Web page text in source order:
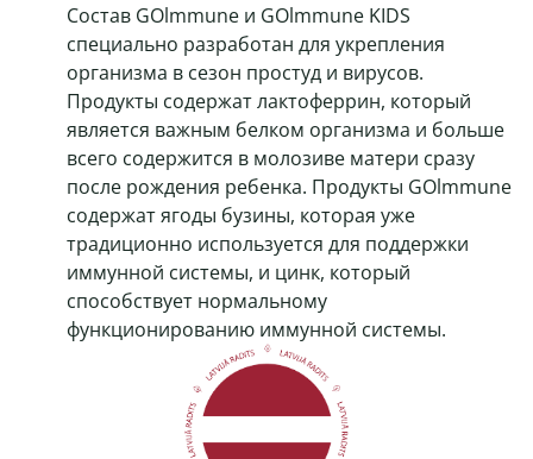
Состав GOlmmune и GOlmmune KIDS
специально разработан для укрепления
организма в сезон простуд и вирусов.
Продукты содержат лактоферрин, который
является важным белком организма и больше
всего содержится в молозиве матери сразу
после рождения ребенка. Продукты GOlmmune
содержат ягоды бузины, которая уже
традиционно используется для поддержки
иммунной системы, и цинк, который
способствует нормальному
функционированию иммунной системы.